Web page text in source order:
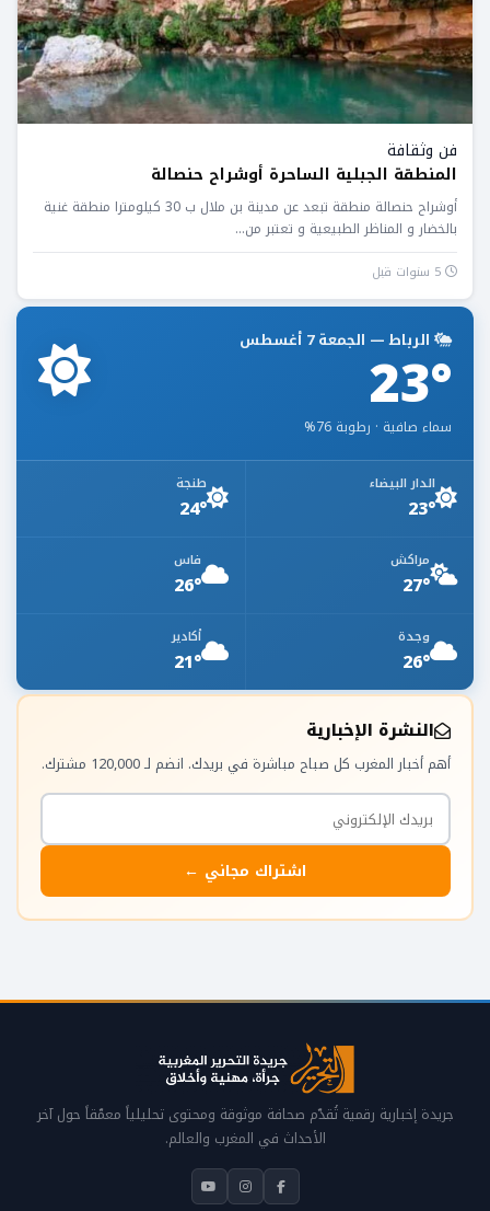
فن وثقافة
المنطقة الجبلية الساحرة أوشراح حنصالة
أوشراح حنصالة منطقة تبعد عن مدينة بن ملال ب 30 كيلومترا منطقة غنية
بالخضار و المناظر الطبيعية و تعتبر من...
الرباط — الجمعة 7 أغسطس
23°
سماء صافية · رطوبة 76%
الدار البيضاء
23°
طنجة
24°
مراكش
27°
فاس
26°
وجدة
26°
أكادير
21°
النشرة الإخبارية
أهم أخبار المغرب كل صباح مباشرة في بريدك. انضم لـ 120,000 مشترك.
اشتراك مجاني ←
جريدة إخبارية رقمية تُقدّم صحافة موثوقة ومحتوى تحليلياً معمّقاً حول آخر
الأحداث في المغرب والعالم.